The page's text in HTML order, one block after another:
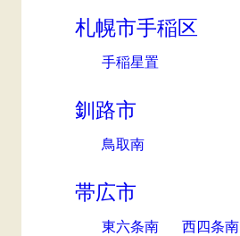
札幌市手稲区
手稲星置
釧路市
鳥取南
帯広市
東六条南 西四条南